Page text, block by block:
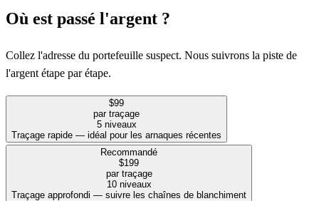
Où est passé l'argent ?
Collez l'adresse du portefeuille suspect. Nous suivrons la piste de
l'argent étape par étape.
$99
par traçage
5 niveaux
Traçage rapide — idéal pour les arnaques récentes
Recommandé
$199
par traçage
10 niveaux
Traçage approfondi — suivre les chaînes de blanchiment